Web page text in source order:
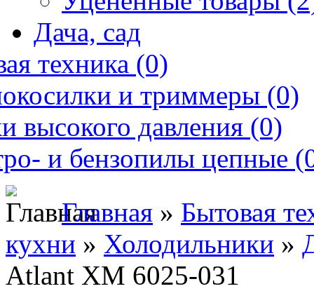
Дача, сад
техника (0)
и триммеры (0)
высокого давления (0)
и бензопилы цепные
Главная » Бытовая
кухни » Холодильники »
Atlant ХМ 6025-031